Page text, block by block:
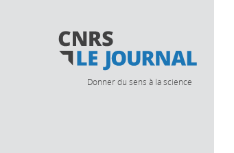
Donner du sens à la science